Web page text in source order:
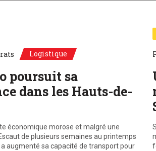
Logistique
poursuit sa
dans les Hauts-de-
économique morose et malgré une
de plusieurs semaines au printemps
augmenté sa capacité de transport pour